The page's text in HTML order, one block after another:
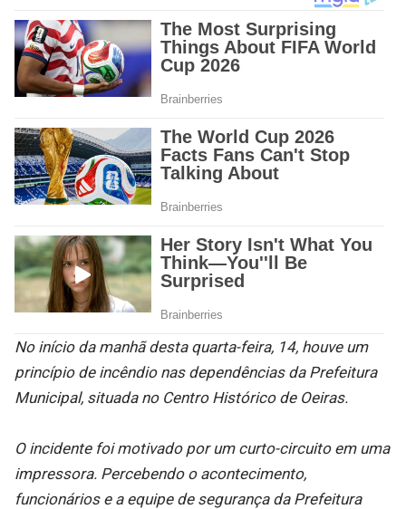
No início da manhã desta quarta-feira, 14, houve um
princípio de incêndio nas dependências da Prefeitura
Municipal, situada no Centro Histórico de Oeiras.
O incidente foi motivado por um curto-circuito em uma
impressora. Percebendo o acontecimento,
funcionários e a equipe de segurança da Prefeitura